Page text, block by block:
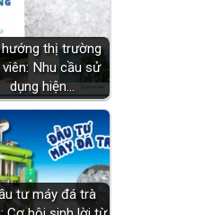
hướng thị trường
Nhu cầu sử
dụng hiện…
tư máy đá trà